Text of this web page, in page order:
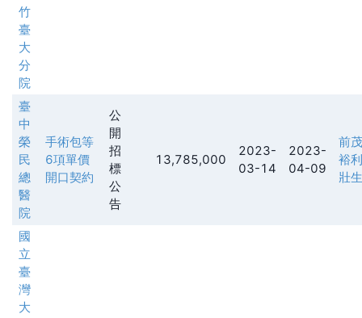
竹
臺
大
分
院
臺
中
榮
民
總
醫
院
手術包等
6項單價
開口契約
公
開
招
標
公
告
13,785,000
2023-
03-14
2023-
04-09
前
裕
壯
國
立
臺
灣
大